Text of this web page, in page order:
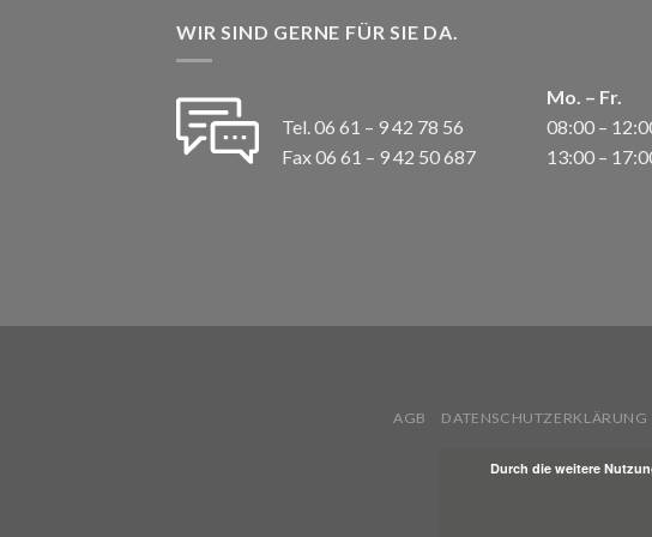
WIR SIND GERNE FÜR SIE DA.
Tel. 06 61 – 9 42 78 56
Fax 06 61 – 9 42 50 687
Mo. – Fr.
08:00 –
13:00 –
AGB DATENSCHUTZERKLÄRUNG
Durch die weitere